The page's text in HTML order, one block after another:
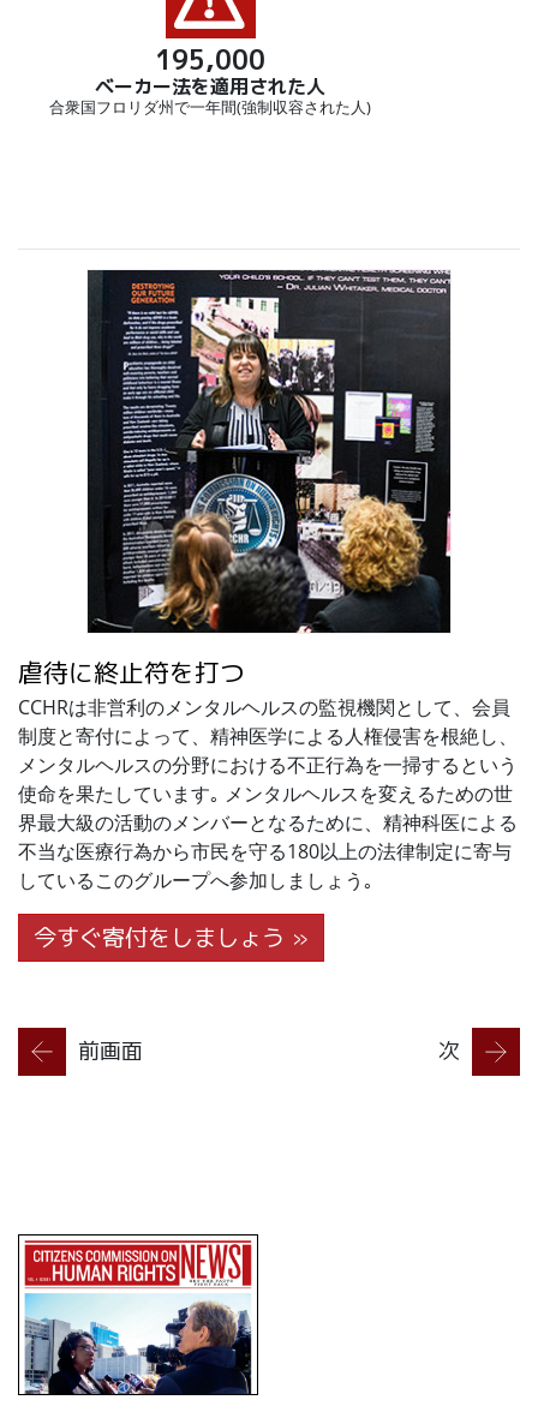
195,000
ベーカー法を適用された人
合衆国フロリダ州で一年間(強制収容された人)
虐待に終止符を打つ
CCHRは非営利のメンタルヘルスの監視機関として、会員
制度と寄付によって、精神医学による人権侵害を根絶し、
メンタルヘルスの分野における不正行為を一掃するという
使命を果たしています｡ メンタルヘルスを変えるための世
界最大級の活動のメンバーとなるために、精神科医による
不当な医療行為から市民を守る180以上の法律制定に寄与
しているこのグループへ参加しましょう｡
今すぐ寄付をしましょう »
前画面 次